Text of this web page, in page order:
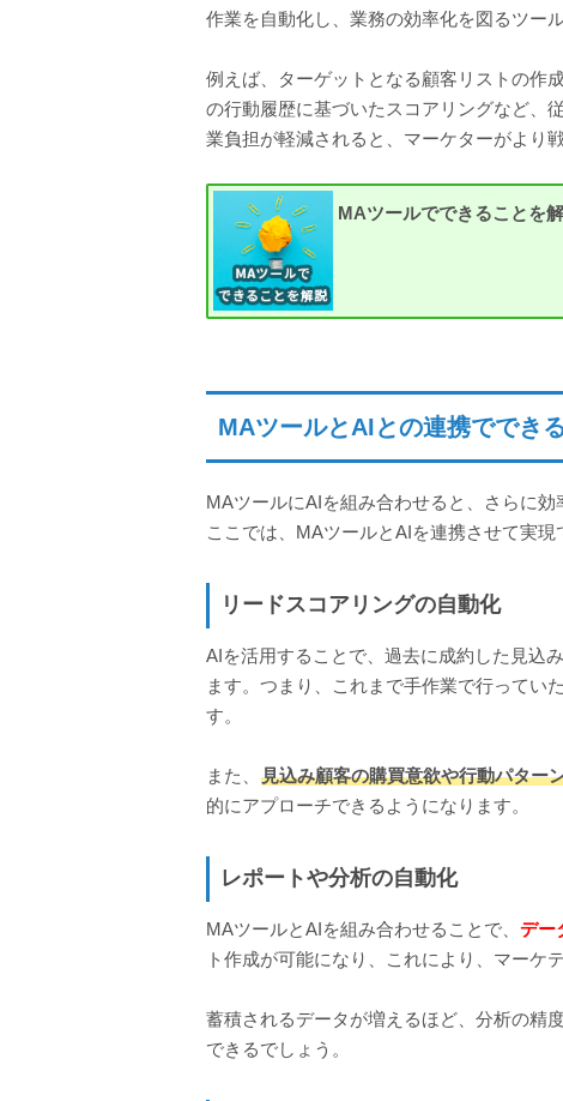
作業を自動化し、業務の効率化を図るツー
例えば、ターゲットとなる顧客リストの作
の行動履歴に基づいたスコアリングなど、
業負担が軽減されると、マーケターがより
MAツールでできることを
MAツールとAIとの連携ででき
MAツールにAIを組み合わせると、さらに
ここでは、MAツールとAIを連携させて実現
リードスコアリングの自動化
AIを活用することで、過去に成約した見込
ます。つまり、これまで手作業で行ってい
す。
また、 見込み顧客の購買意欲や行動パター
的にアプローチできるようになります。
レポートや分析の自動化
MAツールとAIを組み合わせることで、 デー
ト作成が可能になり、これにより、マーケ
蓄積されるデータが増えるほど、分析の精
できるでしょう。